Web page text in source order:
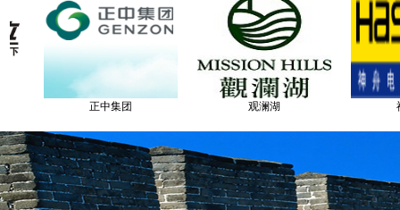
观澜湖 神舟电脑 招商